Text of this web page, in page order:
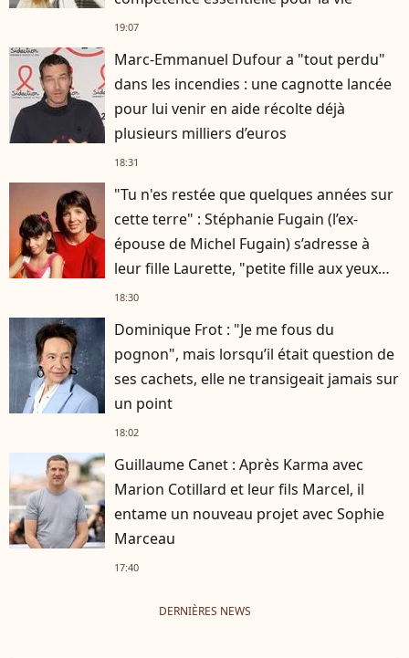
19:07
Marc-Emmanuel Dufour a "tout perdu"
dans les incendies : une cagnotte lancée
pour lui venir en aide récolte déjà
plusieurs milliers d’euros
18:31
"Tu n'es restée que quelques années sur
cette terre" : Stéphanie Fugain (l’ex-
épouse de Michel Fugain) s’adresse à
leur fille Laurette, "petite fille aux yeux
noirs, pétillants"
18:30
Dominique Frot : "Je me fous du
pognon", mais lorsqu’il était question de
ses cachets, elle ne transigeait jamais sur
un point
18:02
Guillaume Canet : Après Karma avec
Marion Cotillard et leur fils Marcel, il
entame un nouveau projet avec Sophie
Marceau
17:40
DERNIÈRES NEWS